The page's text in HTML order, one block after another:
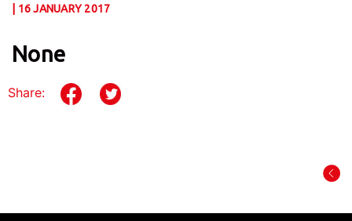
| 16 JANUARY 2017
None
Share: